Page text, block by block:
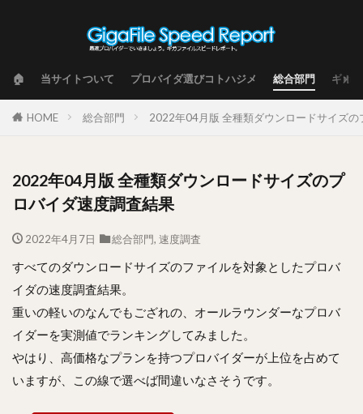
🏠 当サイトついて プロバイダ選びコトハジメ 総合部門 ギガ
HOME 総合部門 2022年04月版 全種類ダウンロードサイズの
2022年04月版 全種類ダウンロードサイズのプ
ロバイダ速度調査結果
2022年4月7日 総合部門, 速度調査
すべてのダウンロードサイズのファイルを対象としたプロバ
イダの速度調査結果。
重いの軽いのなんでもござれの、オールラウンダーなプロバ
イダーを実測値でランキングしてみました。
やはり、高価格なプランを持つプロバイダーが上位を占めて
いますが、この線で選べば間違いなさそうです。